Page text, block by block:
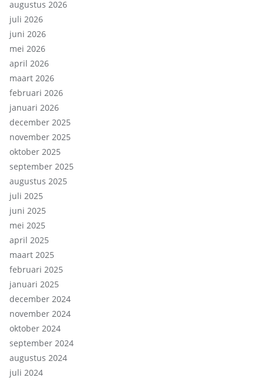
augustus 2026
juli 2026
juni 2026
mei 2026
april 2026
maart 2026
februari 2026
januari 2026
december 2025
november 2025
oktober 2025
september 2025
augustus 2025
juli 2025
juni 2025
mei 2025
april 2025
maart 2025
februari 2025
januari 2025
december 2024
november 2024
oktober 2024
september 2024
augustus 2024
juli 2024